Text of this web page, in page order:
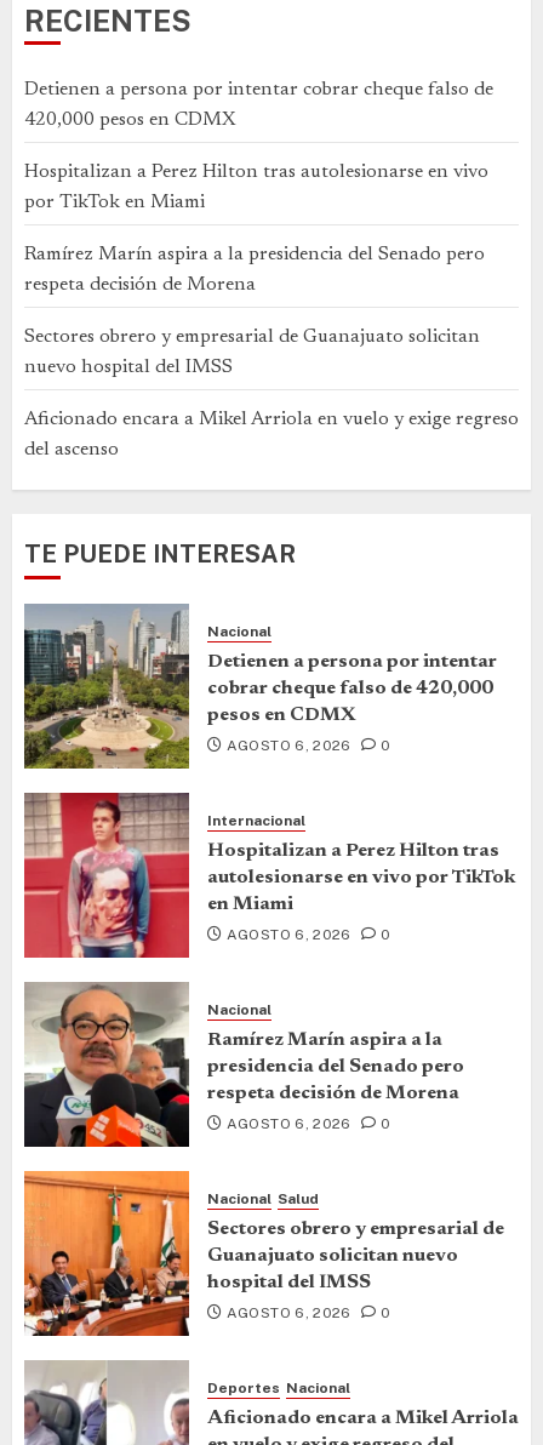
RECIENTES
Detienen a persona por intentar cobrar cheque falso de
420,000 pesos en CDMX
Hospitalizan a Perez Hilton tras autolesionarse en vivo
por TikTok en Miami
Ramírez Marín aspira a la presidencia del Senado pero
respeta decisión de Morena
Sectores obrero y empresarial de Guanajuato solicitan
nuevo hospital del IMSS
Aficionado encara a Mikel Arriola en vuelo y exige regreso
del ascenso
TE PUEDE INTERESAR
Nacional
Detienen a persona por intentar
cobrar cheque falso de 420,000
pesos en CDMX
AGOSTO 6, 2026 0
Internacional
Hospitalizan a Perez Hilton tras
autolesionarse en vivo por TikTok
en Miami
AGOSTO 6, 2026 0
Nacional
Ramírez Marín aspira a la
presidencia del Senado pero
respeta decisión de Morena
AGOSTO 6, 2026 0
Nacional Salud
Sectores obrero y empresarial de
Guanajuato solicitan nuevo
hospital del IMSS
AGOSTO 6, 2026 0
Deportes Nacional
Aficionado encara a Mikel Arriola